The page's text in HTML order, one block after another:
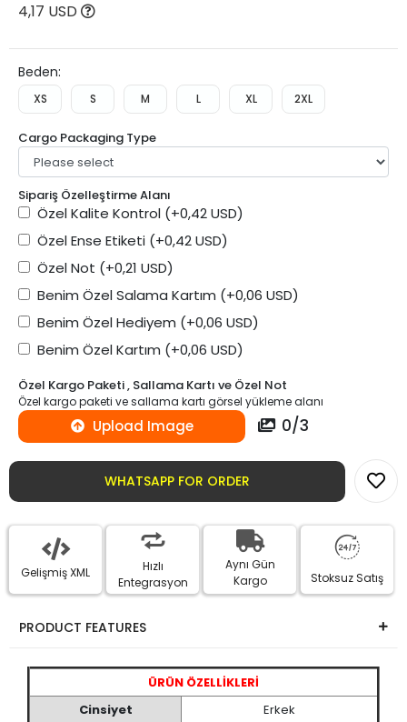
4,17 USD
Beden:
XS S M L XL 2XL
Cargo Packaging Type
Sipariş Özelleştirme Alanı
Özel Kalite Kontrol (+0,42 USD)
Özel Ense Etiketi (+0,42 USD)
Özel Not (+0,21 USD)
Benim Özel Salama Kartım (+0,06 USD)
Benim Özel Hediyem (+0,06 USD)
Benim Özel Kartım (+0,06 USD)
Özel Kargo Paketi , Sallama Kartı ve Özel Not
Özel kargo paketi ve sallama kartı görsel yükleme alanı
Upload Image 0/3
WHATSAPP FOR ORDER
Gelişmiş XML
Hızlı
Entegrasyon
Aynı Gün
Kargo
Stoksuz Satış
PRODUCT FEATURES
ÜRÜN ÖZELLİKLERİ
Cinsiyet
Erkek